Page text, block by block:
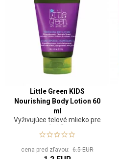
Little Green KIDS
Nourishing Body Lotion 60
ml
Vyživujúce telové mlieko pre
deti 3+
cena pred zľavou: 6.5 EUR